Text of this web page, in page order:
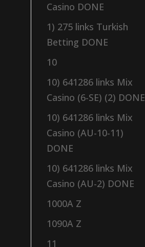
Casino DONE
1) 275 links Turkish
Betting DONE
10
10) 641286 links Mix
Casino (6-SE) (2) DONE
10) 641286 links Mix
Casino (AU-10-11)
DONE
10) 641286 links Mix
Casino (AU-2) DONE
1000A Z
1090A Z
11